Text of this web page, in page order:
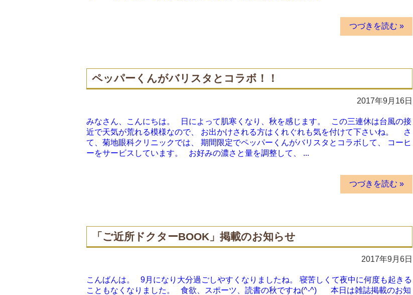
つづきを読む »
ペッパーくんがバリスタとコラボ！！
2017年9月16日
みなさん、こんにちは。 日によって肌寒くなり、秋を感じます。 この三連休は台風の接
近で天気が荒れる模様なので、 お出かけされる方はくれぐれも気を付けて下さいね。 さ
て、菊地眼科クリニックでは、 期間限定でペッパーくんがバリスタとコラボして、 コーヒ
ーをサービスしています。 お好みの濃さと量を調整して、 ...
つづきを読む »
「ご近所ドクターBOOK」掲載のお知らせ
2017年9月6日
こんばんは。 9月になり大分過ごしやすくなりましたね。 寝苦しくて夜中に何度も起きる
こともなくなりました。 食欲、スポーツ、読書の秋ですね(^-^) 本日は雑誌掲載のお知